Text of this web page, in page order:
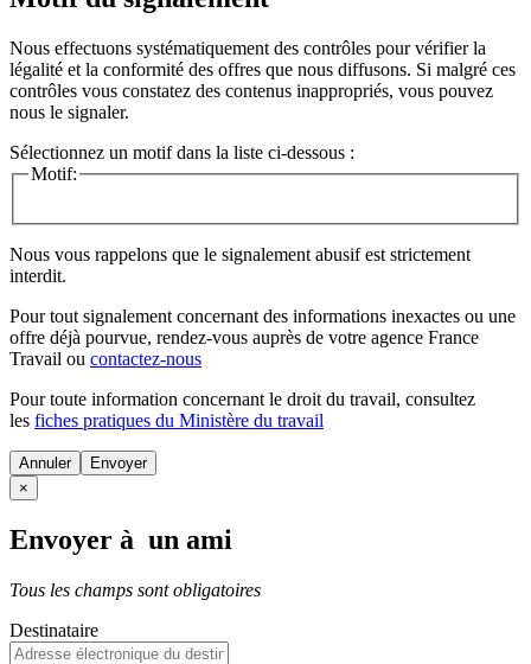
Nous effectuons systématiquement des contrôles pour vérifier la
légalité et la conformité des offres que nous diffusons. Si malgré ces
contrôles vous constatez des contenus inappropriés, vous pouvez
nous le signaler.
Sélectionnez un motif dans la liste ci-dessous :
Motif:
Nous vous rappelons que le signalement abusif est strictement
interdit.
Pour tout signalement concernant des informations inexactes ou une
offre déjà pourvue, rendez-vous auprès de votre agence France
Travail ou contactez-nous
Pour toute information concernant le droit du travail, consultez
les fiches pratiques du Ministère du travail
Annuler
×
Envoyer à un ami
Tous les champs sont obligatoires
Destinataire